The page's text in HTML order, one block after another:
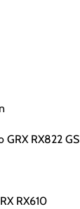
GRX RX822 GS
RX610